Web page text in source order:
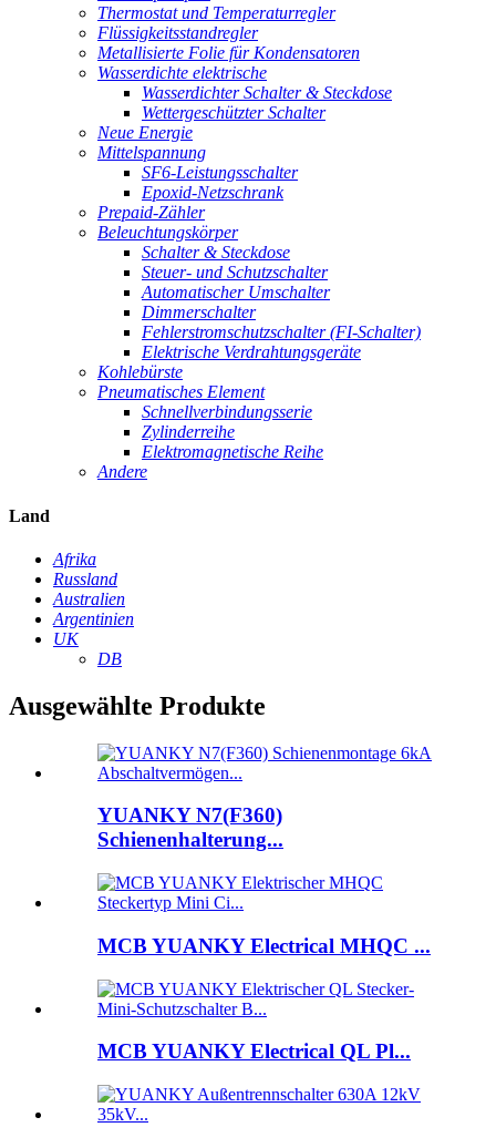
Thermostat und Temperaturregler
Flüssigkeitsstandregler
Metallisierte Folie für Kondensatoren
Wasserdichte elektrische
Wasserdichter Schalter & Steckdose
Wettergeschützter Schalter
Neue Energie
Mittelspannung
SF6-Leistungsschalter
Epoxid-Netzschrank
Prepaid-Zähler
Beleuchtungskörper
Schalter & Steckdose
Steuer- und Schutzschalter
Automatischer Umschalter
Dimmerschalter
Fehlerstromschutzschalter (FI-Schalter)
Elektrische Verdrahtungsgeräte
Kohlebürste
Pneumatisches Element
Schnellverbindungsserie
Zylinderreihe
Elektromagnetische Reihe
Andere
Land
Afrika
Russland
Australien
Argentinien
UK
DB
Ausgewählte Produkte
YUANKY N7(F360)
Schienenhalterung...
MCB YUANKY Electrical MHQC ...
MCB YUANKY Electrical QL Pl...